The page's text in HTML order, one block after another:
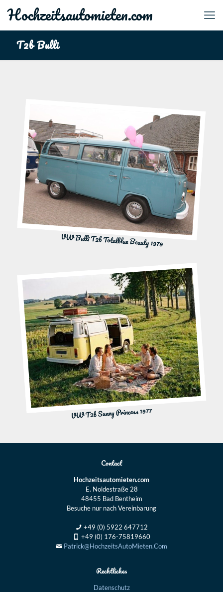
Hochzeitsautomieten.com
T2b Bulli
VW Bulli T2b Totalblue Beauty 1979
VW T2b Sunny Princess 1977
Contact
Hochzeitsautomieten.com
E. Noldestraße 28
48455 Bad Bentheim
Besuche nur nach Vereinbarung
+49 (0) 5922 647712
+49 (0) 176-75819660
Patrick@HochzeitsAutoMieten.Com
Rechtliches
Datenschutz